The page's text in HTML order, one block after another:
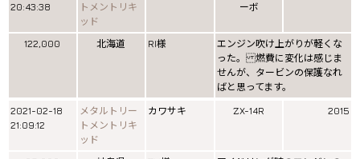
20:43:38
トメントリキ
ッド
ーボ
122,000 北海道 RI様
エンジン吹け上がりが軽くな
った。 燃費に変化は感じま
せんが、タービンの保護なれ
ばと思ってます。
2021-02-18
21:09:12
メタルトリー
トメントリキ
ッド
カワサキ ZX-14R 2015